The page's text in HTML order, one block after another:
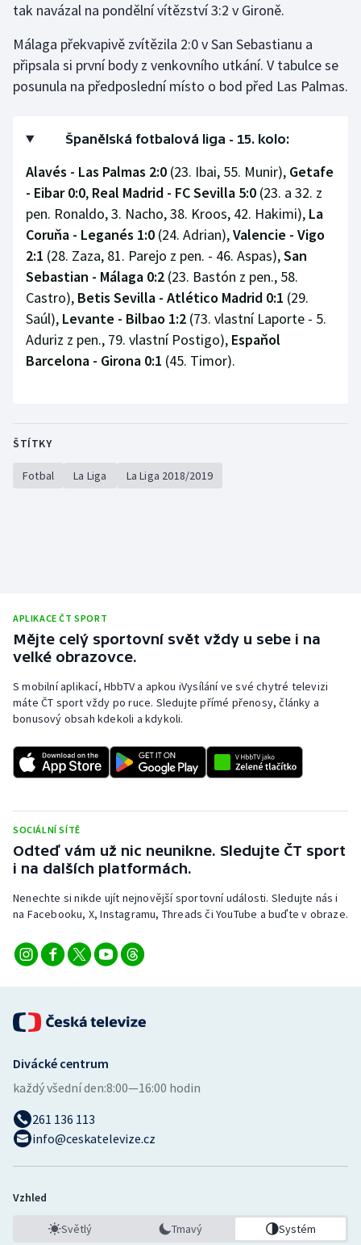
tak navázal na pondělní vítězství 3:2 v Gironě.
Málaga překvapivě zvítězila 2:0 v San Sebastianu a
připsala si první body z venkovního utkání. V tabulce se
posunula na předposlední místo o bod před Las Palmas.
Španělská fotbalová liga - 15. kolo:
Alavés - Las Palmas 2:0 (23. Ibai, 55. Munir), Getafe
- Eibar 0:0, Real Madrid - FC Sevilla 5:0 (23. a 32. z
pen. Ronaldo, 3. Nacho, 38. Kroos, 42. Hakimi), La
Coruňa - Leganés 1:0 (24. Adrian),Valencie - Vigo
2:1 (28. Zaza, 81. Parejo z pen. - 46. Aspas),San
Sebastian - Málaga 0:2 (23. Bastón z pen., 58.
Castro), Betis Sevilla - Atlético Madrid 0:1 (29.
Saúl), Levante - Bilbao 1:2 (73. vlastní Laporte - 5.
Aduriz z pen., 79. vlastní Postigo), Espaňol
Barcelona - Girona 0:1 (45. Timor).
ŠTÍTKY
Fotbal La Liga La Liga 2018/2019
APLIKACE ČT SPORT
Mějte celý sportovní svět vždy u sebe i na
velké obrazovce.
S mobilní aplikací, HbbTV a apkou iVysílání ve své chytré televizi
máte ČT sport vždy po ruce. Sledujte přímé přenosy, články a
bonusový obsah kdekoli a kdykoli.
SOCIÁLNÍ SÍTĚ
Odteď vám už nic neunikne. Sledujte ČT sport
i na dalších platformách.
Nenechte si nikde ujít nejnovější sportovní události. Sledujte nás i
na Facebooku, X, Instagramu, Threads či YouTube a buďte v obraze.
Divácké centrum
každý všední den:8:00—16:00 hodin
261 136 113
info@ceskatelevize.cz
Vzhled
Světlý Tmavý Systém